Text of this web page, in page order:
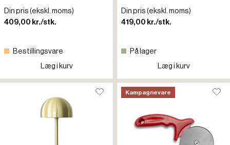
Din pris (ekskl. moms)
409,00 kr./stk.
Bestillingsvare
Læg i kurv
Din pris (ekskl. moms)
419,00 kr./stk.
På lager
Læg i kurv
Kampagnevare